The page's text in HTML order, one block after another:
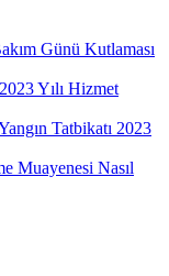
Günü Kutlaması
Yılı Hizmet
Tatbikatı 2023
Muayenesi Nasıl